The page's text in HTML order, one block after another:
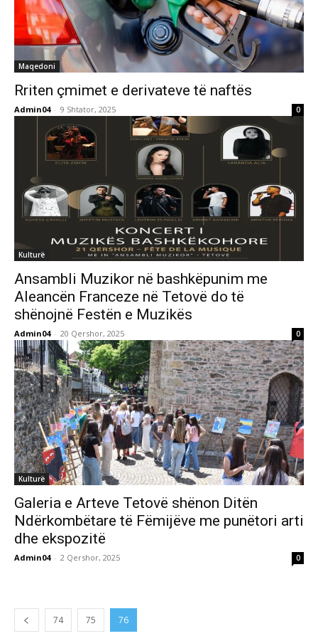
Maqedoni
Rriten çmimet e derivateve të naftës
Admin04 - 9 Shtator, 2025 0
Kulturë
Ansambli Muzikor në bashkëpunim me
Aleancën Franceze në Tetovë do të
shënojnë Festën e Muzikës
Admin04 - 20 Qershor, 2025 0
Kulturë
Galeria e Arteve Tetovë shënon Ditën
Ndërkombëtare të Fëmijëve me punëtori arti
dhe ekspozitë
Admin04 - 2 Qershor, 2025 0
74 75 76